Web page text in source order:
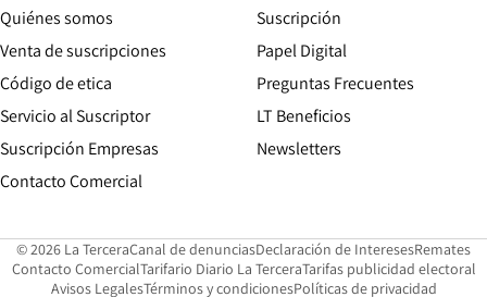
Quiénes somos
Venta de suscripciones
Código de etica Opens in new window
Servicio al Suscriptor
Suscripción Empresas
Contacto Comercial
Suscripción
Papel Digital
Preguntas Frecuentes
LT Beneficios
Newsletters
© 2026 La TerceraCanal de denunciasOpens in new window
Declaración de InteresesOpens in
Remates
Contacto ComercialOpens in new window
Tarifario Diario La TerceraOpens in new window
Tarifas publicidad electoral
Avisos LegalesOpens in new window
Términos y condicionesPolíticas de privacidad